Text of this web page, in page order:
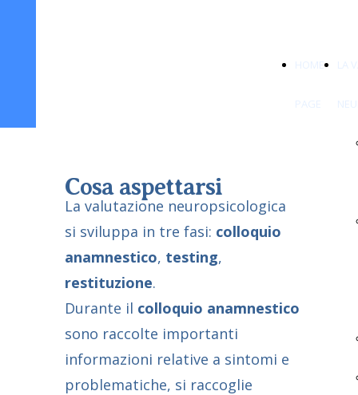
HOME
PAGE
LA
Cosa aspettarsi
La valutazione neuropsicologica
si sviluppa in tre fasi: colloquio
anamnestico, testing,
restituzione.
Durante il colloquio anamnestico
sono raccolte importanti
informazioni relative a sintomi e
problematiche, si raccoglie